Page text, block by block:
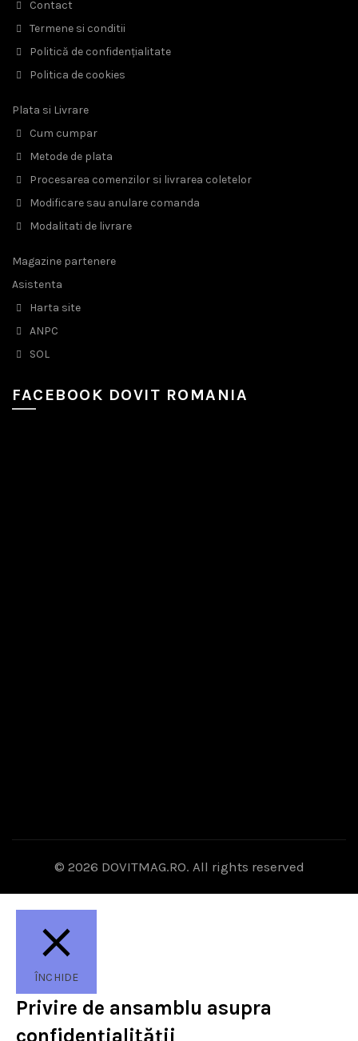
Contact
Termene si conditii
Politică de confidențialitate
Politica de cookies
Plata si Livrare
Cum cumpar
Metode de plata
Procesarea comenzilor si livrarea coletelor
Modificare sau anulare comanda
Modalitati de livrare
Magazine partenere
Asistenta
Harta site
ANPC
SOL
FACEBOOK DOVIT ROMANIA
© 2026 DOVITMAG.RO. All rights reserved
ÎNCHIDE
Privire de ansamblu asupra
confidențialității